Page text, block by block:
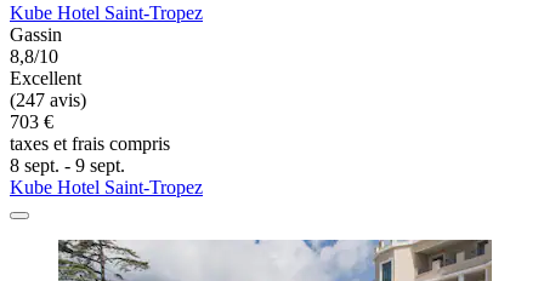
Kube Hotel Saint-Tropez
Gassin
8,8/10
Excellent
(247 avis)
703 €
taxes et frais compris
8 sept. - 9 sept.
Kube Hotel Saint-Tropez